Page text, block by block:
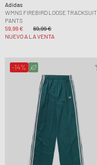
Adidas
WMNS FIREBIRD LOOSE TRACKSUIT
PANTS
59,99 €
69,99 €
NUEVO A LA VENTA
-14%